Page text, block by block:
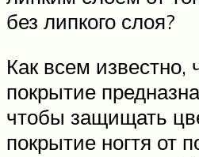
без липкого слоя?
Как всем известно,
покрытие
чтобы защищать
покрытие ногтя от